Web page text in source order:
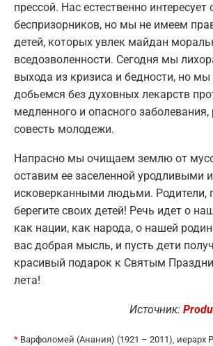
прессой. Нас естественно интересует
беспризорников, но мы не имеем
детей, которых увлек майдан
вседозволенности. Сегодня мы
выхода из кризиса и бедности, но мы
добьемся без духовных лекарств
медленного и опасного
совесть молодежи.
Напрасно мы очищаем землю от
оставим ее заселенной уродливыми
исковерканными людьми. Родители,
берегите своих детей! Речь идет о
как нации, как народа, о нашей
вас добрая мысль, и пусть дети
красивый подарок к Святым
лета!
Источник:
* Варфоломей (Анания) (1921 – 2011), иерарх